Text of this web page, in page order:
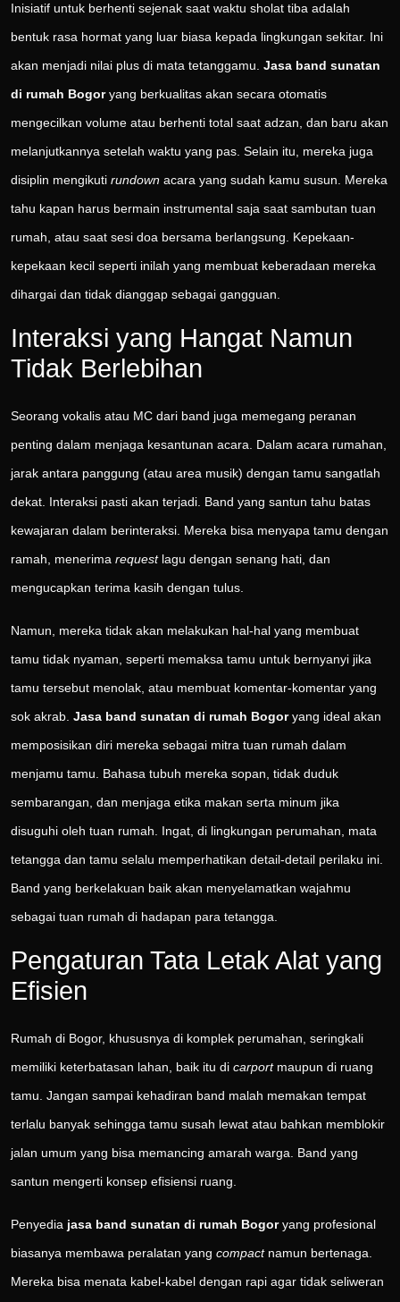
Inisiatif untuk berhenti sejenak saat waktu sholat tiba adalah
bentuk rasa hormat yang luar biasa kepada lingkungan sekitar. Ini
akan menjadi nilai plus di mata tetanggamu. Jasa band sunatan
di rumah Bogoryang berkualitas akan secara otomatis
mengecilkan volume atau berhenti total saat adzan, dan baru akan
melanjutkannya setelah waktu yang pas. Selain itu, mereka juga
disiplin mengikuti rundown acara yang sudah kamu susun. Mereka
tahu kapan harus bermain instrumental saja saat sambutan tuan
rumah, atau saat sesi doa bersama berlangsung. Kepekaan-
kepekaan kecil seperti inilah yang membuat keberadaan mereka
dihargai dan tidak dianggap sebagai gangguan.
Interaksi yang Hangat Namun
Tidak Berlebihan
Seorang vokalis atau MC dari band juga memegang peranan
penting dalam menjaga kesantunan acara. Dalam acara rumahan,
jarak antara panggung (atau area musik) dengan tamu sangatlah
dekat. Interaksi pasti akan terjadi. Band yang santun tahu batas
kewajaran dalam berinteraksi. Mereka bisa menyapa tamu dengan
ramah, menerima requestlagu dengan senang hati, dan
mengucapkan terima kasih dengan tulus.
Namun, mereka tidak akan melakukan hal-hal yang membuat
tamu tidak nyaman, seperti memaksa tamu untuk bernyanyi jika
tamu tersebut menolak, atau membuat komentar-komentar yang
sok akrab. Jasa band sunatan di rumah Bogoryang ideal akan
memposisikan diri mereka sebagai mitra tuan rumah dalam
menjamu tamu. Bahasa tubuh mereka sopan, tidak duduk
sembarangan, dan menjaga etika makan serta minum jika
disuguhi oleh tuan rumah. Ingat, di lingkungan perumahan, mata
tetangga dan tamu selalu memperhatikan detail-detail perilaku ini.
Band yang berkelakuan baik akan menyelamatkan wajahmu
sebagai tuan rumah di hadapan para tetangga.
Pengaturan Tata Letak Alat yang
Efisien
Rumah di Bogor, khususnya di komplek perumahan, seringkali
memiliki keterbatasan lahan, baik itu di carportmaupun di ruang
tamu. Jangan sampai kehadiran band malah memakan tempat
terlalu banyak sehingga tamu susah lewat atau bahkan memblokir
jalan umum yang bisa memancing amarah warga. Band yang
santun mengerti konsep efisiensi ruang.
Penyedia jasa band sunatan di rumah Bogoryang profesional
biasanya membawa peralatan yang compactnamun bertenaga.
Mereka bisa menata kabel-kabel dengan rapi agar tidak seliweran